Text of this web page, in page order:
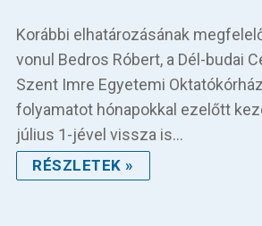
Korábbi elhatározásának
vonul Bedros Róbert, a Dél-budai
Szent Imre Egyetemi
folyamatot hónapokkal ezelőtt
július 1-jével vissza is…
RÉSZLETEK »